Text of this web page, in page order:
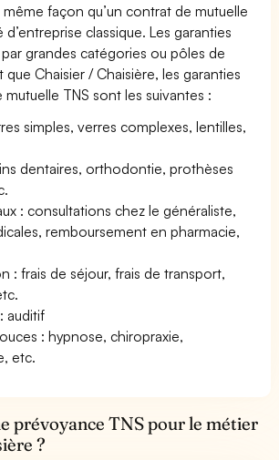
façon qu’un contrat de mutuelle
classique. Les garanties
grandes catégories ou pôles de
que Chaisier / Chaisière, les garanties
mutuelle TNS sont les suivantes :
simples, verres complexes, lentilles,
dentaires, orthodontie, prothèses
: consultations chez le généraliste,
remboursement en pharmacie,
: frais de séjour, frais de transport,
auditif
: hypnose, chiropraxie,
etc.
prévoyance TNS pour le métier
?